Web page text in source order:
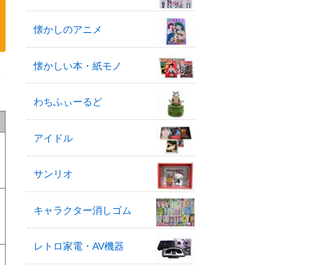
懐かしのアニメ
懐かしい本・紙モノ
わちふぃーるど
アイドル
サンリオ
キャラクター消しゴム
レトロ家電・AV機器